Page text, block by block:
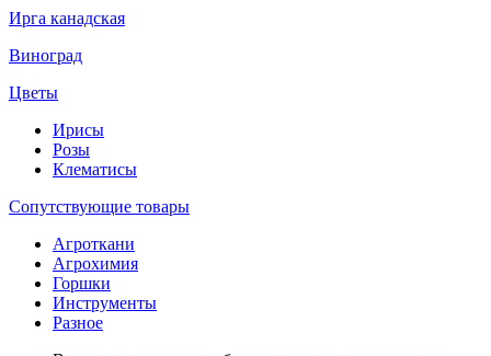
Ирга канадская
Виноград
Цветы
Ирисы
Розы
Клематисы
Сопутствующие товары
Агроткани
Агрохимия
Горшки
Инструменты
Разное